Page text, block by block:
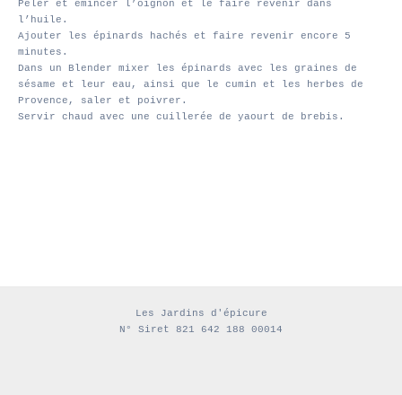
Peler et émincer l’oignon et le faire revenir dans
l’huile.
Ajouter les épinards hachés et faire revenir encore 5
minutes.
Dans un Blender mixer les épinards avec les graines de
sésame et leur eau, ainsi que le cumin et les herbes de
Provence, saler et poivrer.
Servir chaud avec une cuillerée de yaourt de brebis.
Les Jardins d'épicure
N° Siret 821 642 188 00014